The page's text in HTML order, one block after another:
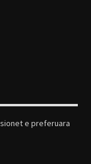
e preferuara